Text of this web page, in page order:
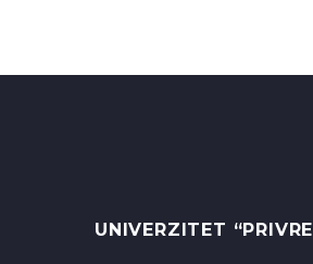
UNIVERZITET